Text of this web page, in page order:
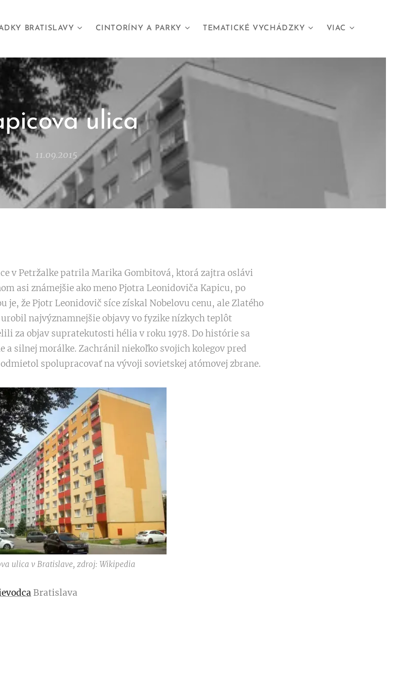
BRATISLAVY CINTORÍNY A PARKY TEMATICKÉ VYCHÁDZKY VIAC
ulica
11.09.2015
v Petržalke patrila Marika Gombitová, ktorá zajtra oslávi
asi známejšie ako meno Pjotra Leonidoviča Kapicu, po
je, že Pjotr Leonidovič síce získal Nobelovu cenu, ale Zlatého
najvýznamnejšie objavy vo fyzike nízkych teplôt
za objav supratekutosti hélia v roku 1978. Do histórie sa
a silnej morálke. Zachránil niekoľko svojich kolegov pred
spolupracovať na vývoji sovietskej atómovej zbrane.
ulica v Bratislave, zdroj: Wikipedia
Bratislava